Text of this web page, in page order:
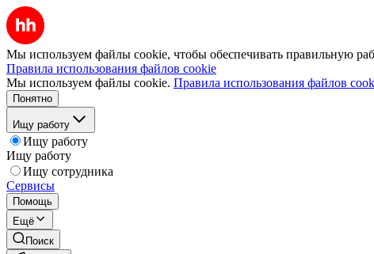
Мы используем файлы cookie, чтобы обеспечивать правильную
Правила использования файлов cookie
Мы используем файлы cookie. Правила использования файлов
Понятно
Ищу работу
Ищу работу
Ищу работу
Ищу сотрудника
Сервисы
Помощь
Ещё
Поиск